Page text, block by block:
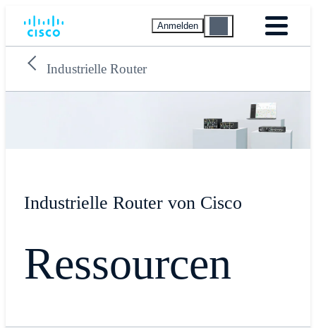
Anmelden
Industrielle Router
Industrielle Router von Cisco
Ressourcen